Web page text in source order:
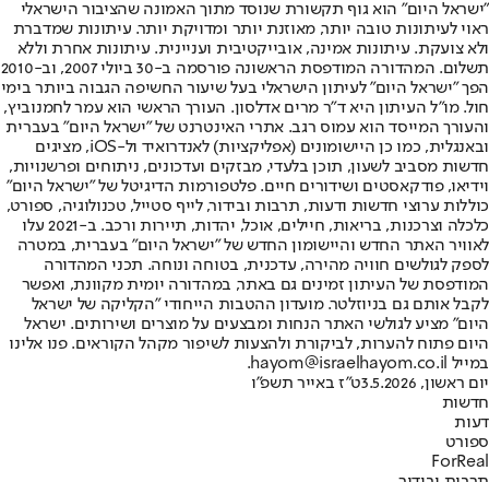
"ישראל היום" הוא גוף תקשורת שנוסד מתוך האמונה שהציבור הישראלי
ראוי לעיתונות טובה יותר, מאוזנת יותר ומדויקת יותר. עיתונות שמדברת
ולא צועקת. עיתונות אמינה, אובייקטיבית ועניינית. עיתונות אחרת וללא
תשלום. המהדורה המודפסת הראשונה פורסמה ב-30 ביולי 2007, וב-2010
הפך "ישראל היום" לעיתון הישראלי בעל שיעור החשיפה הגבוה ביותר בימי
חול. מו"ל העיתון היא ד"ר מרים אדלסון. העורך הראשי הוא עמר לחמנוביץ,
והעורך המייסד הוא עמוס רגב. אתרי האינטרנט של "ישראל היום" בעברית
ובאנגלית, כמו כן היישומונים (אפליקציות) לאנדרואיד ול-iOS, מציגים
חדשות מסביב לשעון, תוכן בלעדי, מבזקים ועדכונים, ניתוחים ופרשנויות,
וידיאו, פודקאסטים ושידורים חיים. פלטפורמות הדיגיטל של "ישראל היום"
כוללות ערוצי חדשות ודעות, תרבות ובידור, לייף סטייל, טכנולוגיה, ספורט,
כלכלה וצרכנות, בריאות, חיילים, אוכל, יהדות, תיירות ורכב. ב-2021 עלו
לאוויר האתר החדש והיישומון החדש של "ישראל היום" בעברית, במטרה
לספק לגולשים חוויה מהירה, עדכנית, בטוחה ונוחה. תכני המהדורה
המודפסת של העיתון זמינים גם באתר, במהדורה יומית מקוונת, ואפשר
לקבל אותם גם בניוזלטר. מועדון ההטבות הייחודי "הקליקה של ישראל
היום" מציע לגולשי האתר הנחות ומבצעים על מוצרים ושירותים. ישראל
היום פתוח להערות, לביקורת ולהצעות לשיפור מקהל הקוראים. פנו אלינו
במייל hayom@israelhayom.co.il.
יום ראשון, 3.5.2026
ט"ז באייר תשפ"ו
חדשות
דעות
ספורט
ForReal